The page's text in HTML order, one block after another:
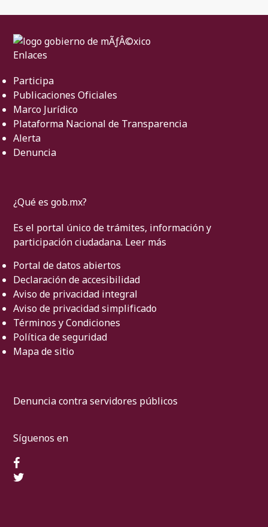
Enlaces
Participa
Publicaciones Oficiales
Marco Jurídico
Plataforma Nacional de Transparencia
Alerta
Denuncia
¿Qué es gob.mx?
Es el portal único de trámites, información y
participación ciudadana. Leer más
Portal de datos abiertos
Declaración de accesibilidad
Aviso de privacidad integral
Aviso de privacidad simplificado
Términos y Condiciones
Política de seguridad
Mapa de sitio
Denuncia contra servidores públicos
Síguenos en